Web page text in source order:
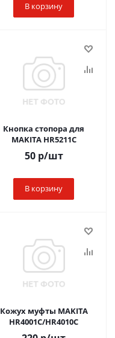
В корзину
Кнопка стопора для
MAKITA HR5211C
50р/шт
В корзину
Кожух муфты MAKITA
HR4001C/HR4010C